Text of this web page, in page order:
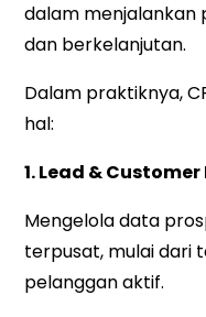
dalam menjalankan
dan berkelanjutan.
Dalam praktiknya,
hal:
1. Lead &
Mengelola data
terpusat, mulai dari
pelanggan aktif.